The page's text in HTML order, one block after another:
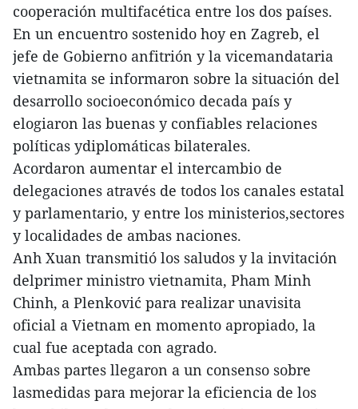
cooperación multifacética entre los dos países.
En un encuentro sostenido hoy en Zagreb, el
jefe de Gobierno anfitrión y la vicemandataria
vietnamita se informaron sobre la situación del
desarrollo socioeconómico decada país y
elogiaron las buenas y confiables relaciones
políticas ydiplomáticas bilaterales.
Acordaron aumentar el intercambio de
delegaciones através de todos los canales estatal
y parlamentario, y entre los ministerios,sectores
y localidades de ambas naciones.
Anh Xuan transmitió los saludos y la invitación
delprimer ministro vietnamita, Pham Minh
Chinh, a Plenković para realizar unavisita
oficial a Vietnam en momento apropiado, la
cual fue aceptada con agrado.
Ambas partes llegaron a un consenso sobre
lasmedidas para mejorar la eficiencia de los